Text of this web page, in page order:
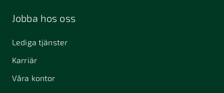
Jobba hos oss
Lediga tjänster
Karriär
Våra kontor